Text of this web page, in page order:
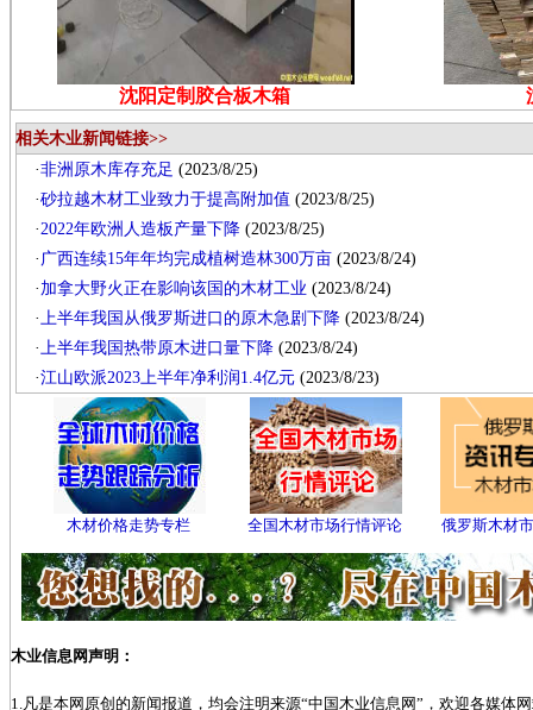
沈阳定制胶合板木箱
相关木业新闻链接>>
·非洲原木库存充足 (2023/8/25)
·砂拉越木材工业致力于提高附加值 (2023/8/25)
·2022年欧洲人造板产量下降 (2023/8/25)
· 广西连续15年年均完成植树造林300万亩 (2023/8/24)
· 加拿大野火正在影响该国的木材工业 (2023/8/24)
·上半年我国从俄罗斯进口的原木急剧下降 (2023/8/24)
·上半年我国热带原木进口量下降 (2023/8/24)
·江山欧派2023上半年净利润1.4亿元 (2023/8/23)
木材价格走势专栏 全国木材市场行情评论 俄罗斯木材
木业信息网声明：
1.凡是本网原创的新闻报道，均会注明来源“中国木业信息网”，欢迎各媒体